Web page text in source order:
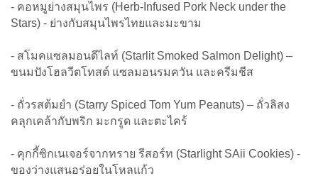
- คอหมูย่างสมุนไพร (Herb-Infused Pork Neck under the
Stars) - ย่างกับสมุนไพรไทยและมะขาม
- สโมคแซลมอนดีไลท์ (Starlit Smoked Salmon Delight) –
ขนมปังโฮลวีตโทสต์ แซลมอนรมควัน และครีมชีส
- ถั่วรสต้มยำ (Starry Spiced Tom Yum Peanuts) – ถั่วลิสง
คลุกเคล้ากับพริก มะกรูด และตะไคร้
- คุกกี้ซิกเนเจอร์จากทราย รีสอร์ท (Starlight SAii Cookies) -
ของว่างแสนอร่อยในโหลแก้ว